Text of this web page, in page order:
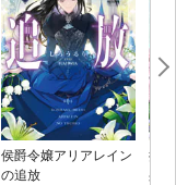
侯爵令嬢アリアレイン
の追放
授
身